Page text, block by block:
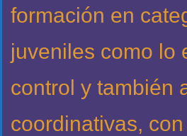
formación en
juveniles como lo
control y también
coordinativas,